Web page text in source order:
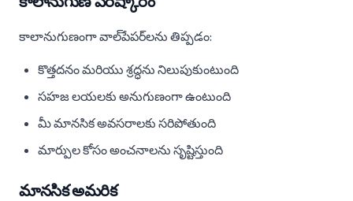
కాలానుగుణంగా వాల్‌పేపర్‌లను తిప్పడం:
కొత్తదనం మరియు శ్రద్ధను నిలుపుకుంటుంది
సహజ లయలకు అనుగుణంగా ఉంటుంది
మీ మానసిక అవసరాలకు సరిపోతుంది
మార్పుల కోసం అంచనాలను సృష్టిస్తుంది
మానసిక అమరిక